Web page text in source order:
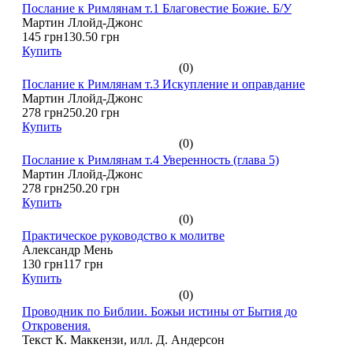
Послание к Римлянам т.1 Благовестие Божие. Б/У
Мартин Ллойд-Джонс
145 грн130.50 грн
Купить
(0)
Послание к Римлянам т.3 Искупление и оправдание
Мартин Ллойд-Джонс
278 грн250.20 грн
Купить
(0)
Послание к Римлянам т.4 Уверенность (глава 5)
Мартин Ллойд-Джонс
278 грн250.20 грн
Купить
(0)
Практическое руководство к молитве
Александр Мень
130 грн117 грн
Купить
(0)
Проводник по Библии. Божьи истины от Бытия до
Откровения.
Текст К. Маккензи, илл. Д. Андерсон